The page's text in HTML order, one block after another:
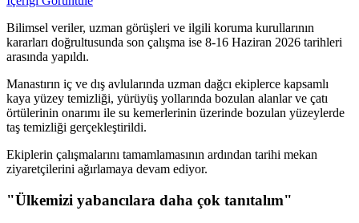
Bilimsel veriler, uzman görüşleri ve ilgili koruma kurullarının
kararları doğrultusunda son çalışma ise 8-16 Haziran 2026 tarihleri
arasında yapıldı.
Manastırın iç ve dış avlularında uzman dağcı ekiplerce kapsamlı
kaya yüzey temizliği, yürüyüş yollarında bozulan alanlar ve çatı
örtülerinin onarımı ile su kemerlerinin üzerinde bozulan yüzeylerde
taş temizliği gerçekleştirildi.
Ekiplerin çalışmalarını tamamlamasının ardından tarihi mekan
ziyaretçilerini ağırlamaya devam ediyor.
"Ülkemizi yabancılara daha çok tanıtalım"